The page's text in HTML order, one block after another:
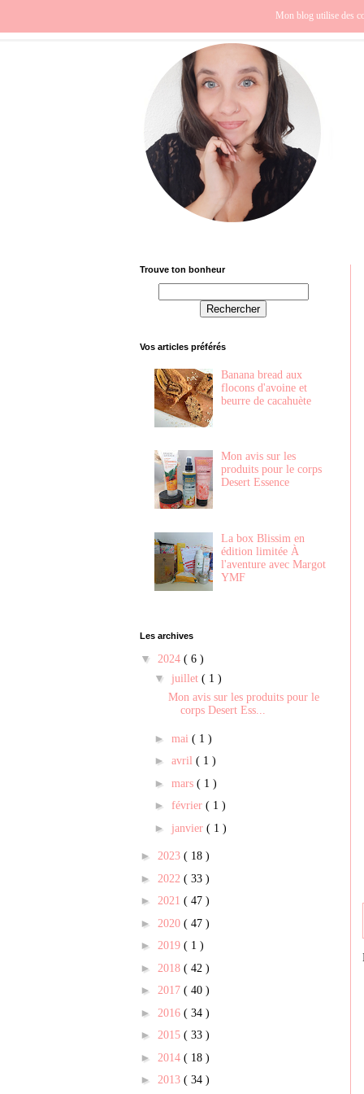
Europe
Trouve ton bonheur
Vos articles préférés
Banana bread aux
flocons d'avoine et
beurre de cacahuète
Mon avis sur les
produits pour le corps
Desert Essence
La box Blissim en
édition limitée À
l'aventure avec Margot
YMF
Les archives
▼ 2024 ( 6 )
▼ juillet ( 1 )
Mon avis sur les produits pour le
corps Desert Ess...
► mai ( 1 )
► avril ( 1 )
► mars ( 1 )
► février ( 1 )
► janvier ( 1 )
► 2023 ( 18 )
► 2022 ( 33 )
► 2021 ( 47 )
► 2020 ( 47 )
► 2019 ( 1 )
► 2018 ( 42 )
► 2017 ( 40 )
► 2016 ( 34 )
► 2015 ( 33 )
► 2014 ( 18 )
► 2013 ( 34 )
Mon blog utilise des